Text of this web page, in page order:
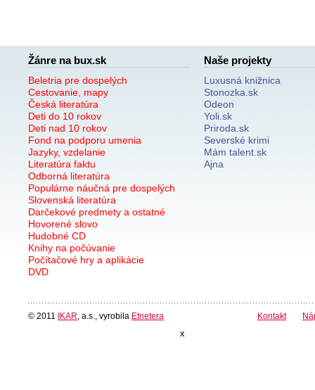
Žánre na bux.sk
Beletria pre dospelých
Cestovanie, mapy
Česká literatúra
Deti do 10 rokov
Deti nad 10 rokov
Fond na podporu umenia
Jazyky, vzdelanie
Literatúra faktu
Odborná literatúra
Populárne náučná pre dospelých
Slovenská literatúra
Darčekové predmety a ostatné
Hovorené slovo
Hudobné CD
Knihy na počúvanie
Počítačové hry a aplikácie
DVD
Naše projekty
Luxusná knižnica
Stonozka.sk
Odeon
Yoli.sk
Priroda.sk
Severské krimi
Mám talent.sk
Ajna
© 2011 IKAR , a.s., vyrobila Etnetera Kontakt
x